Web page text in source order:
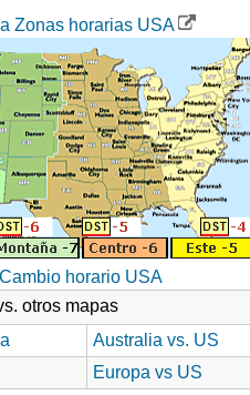
Zonas horarias USA
Cambio horario USA
otros mapas
Australia vs. US
Europa vs US